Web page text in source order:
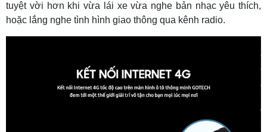
tuyệt vời hơn khi vừa lái xe vừa nghe bản nhạc yêu thích,
hoặc lắng nghe tình hình giao thông qua kênh radio.